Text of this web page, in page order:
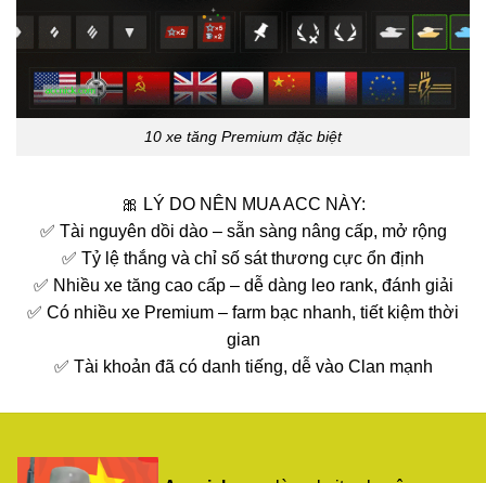
10 xe tăng Premium đặc biệt
🎀 LÝ DO NÊN MUA ACC NÀY:
✅ Tài nguyên dồi dào – sẵn sàng nâng cấp, mở rộng
✅ Tỷ lệ thắng và chỉ số sát thương cực ổn định
✅ Nhiều xe tăng cao cấp – dễ dàng leo rank, đánh giải
✅ Có nhiều xe Premium – farm bạc nhanh, tiết kiệm thời
gian
✅ Tài khoản đã có danh tiếng, dễ vào Clan mạnh